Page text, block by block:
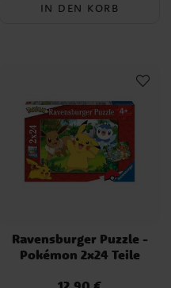
IN DEN KORB
Ravensburger Puzzle -
Pokémon 2x24 Teile
Preis:12,90 €